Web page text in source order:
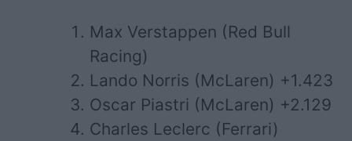
Max Verstappen (Red Bull
Racing)
Lando Norris (McLaren) +1.423
Oscar Piastri (McLaren) +2.129
Charles Leclerc (Ferrari)